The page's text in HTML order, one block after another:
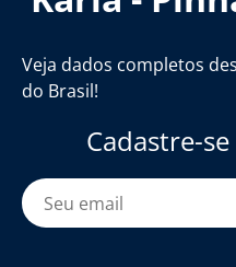
Veja dados completos
do Brasil!
Cadastre-se